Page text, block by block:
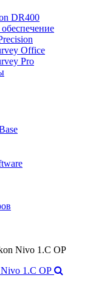
DR400
Office
Pro
Nivo 1.C OP